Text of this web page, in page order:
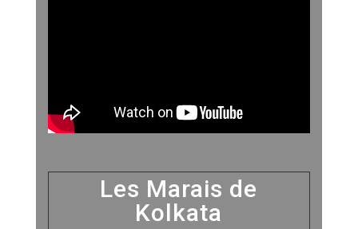
Les Marais de
Kolkata